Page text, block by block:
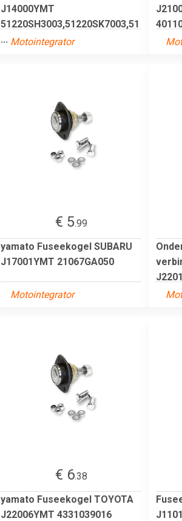
J14000YMT
51220SH3003,51220SK7003,51
... Motointegrator
€ 5.99
yamato Fuseekogel SUBARU
J17001YMT 21067GA050
Motointegrator
€ 6.38
yamato Fuseekogel TOYOTA
J22006YMT 4331039016